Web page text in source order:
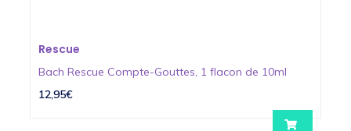
Rescue
Bach Rescue Compte-Gouttes, 1 flacon de 10ml
12,95€